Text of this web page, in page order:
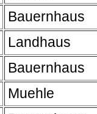
Bauernhaus
Landhaus
Bauernhaus
Muehle